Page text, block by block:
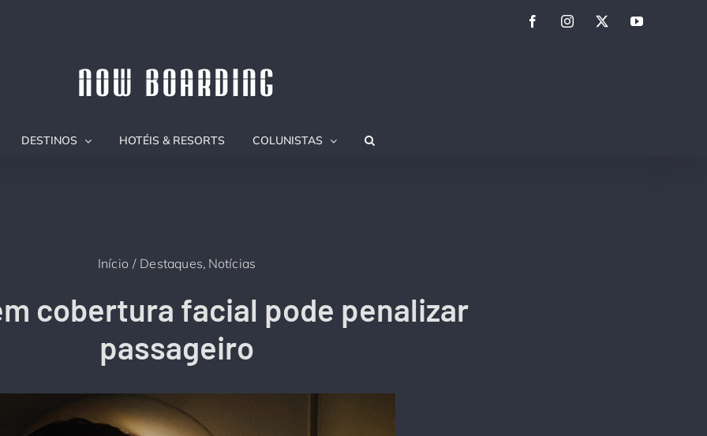
FacebookInstagramTwitterYouTube
DESTINOS HOTÉIS & RESORTS COLUNISTAS
Início Destaques Notícias
cobertura facial pode penalizar
passageiro